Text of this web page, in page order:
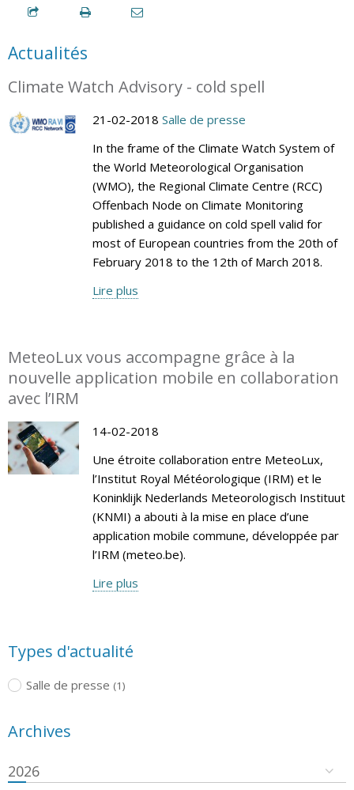
Actualités
Climate Watch Advisory - cold spell
21-02-2018 Salle de presse
In the frame of the Climate Watch System of
the World Meteorological Organisation
(WMO), the Regional Climate Centre (RCC)
Offenbach Node on Climate Monitoring
published a guidance on cold spell valid for
most of European countries from the 20th of
February 2018 to the 12th of March 2018.
Lire plus
MeteoLux vous accompagne grâce à la
nouvelle application mobile en collaboration
avec l’IRM
14-02-2018
Une étroite collaboration entre MeteoLux,
l’Institut Royal Météorologique (IRM) et le
Koninklijk Nederlands Meteorologisch Instituut
(KNMI) a abouti à la mise en place d’une
application mobile commune, développée par
l’IRM (meteo.be).
Lire plus
Types d'actualité
Salle de presse (1)
Archives
2026